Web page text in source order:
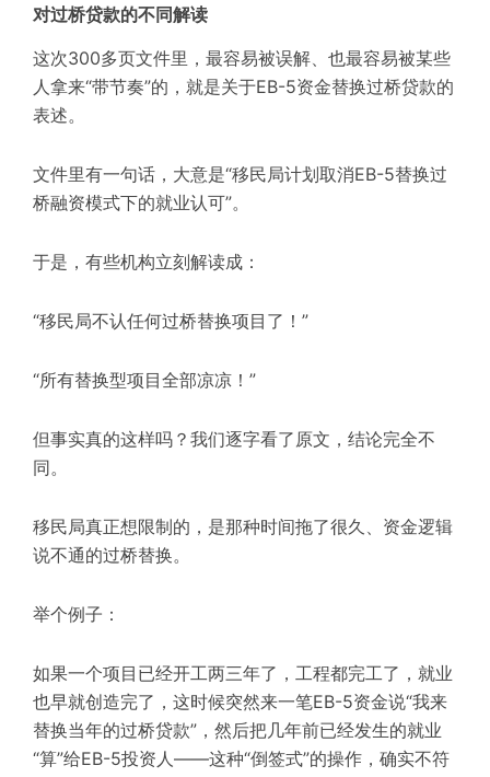
对过桥贷款的不同解读
这次300多页文件里，最容易被误解、也最容易被某些
人拿来“带节奏”的，就是关于EB-5资金替换过桥贷款的
表述。
文件里有一句话，大意是“移民局计划取消EB-5替换过
桥融资模式下的就业认可”。
于是，有些机构立刻解读成：
“移民局不认任何过桥替换项目了！”
“所有替换型项目全部凉凉！”
但事实真的这样吗？我们逐字看了原文，结论完全不
同。
移民局真正想限制的，是那种时间拖了很久、资金逻辑
说不通的过桥替换。
举个例子：
如果一个项目已经开工两三年了，工程都完工了，就业
也早就创造完了，这时候突然来一笔EB-5资金说“我来
替换当年的过桥贷款”，然后把几年前已经发生的就业
“算”给EB-5投资人——这种“倒签式”的操作，确实不符